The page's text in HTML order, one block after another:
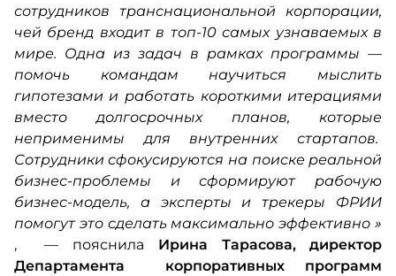
сотрудников транснациональной корпорации,
чей бренд входит в топ-10 самых узнаваемых в
мире. Одна из задач в рамках программы —
помочь командам научиться мыслить
гипотезами и работать короткими итерациями
вместо долгосрочных планов, которые
неприменимы для внутренних стартапов.
Сотрудники сфокусируются на поиске реальной
бизнес-проблемы и сформируют рабочую
бизнес-модель, а эксперты и трекеры ФРИИ
помогут это сделать максимально эффективно»
, — пояснила Ирина Тарасова,директор
Департамента корпоративных программ